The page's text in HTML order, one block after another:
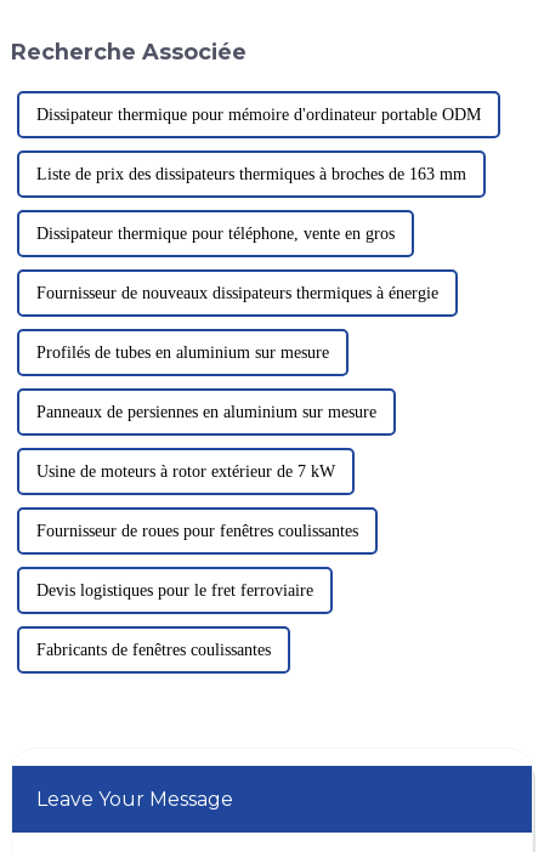
type de charnière…
Recherche Associée
Dissipateur thermique pour mémoire d'ordinateur portable ODM
Liste de prix des dissipateurs thermiques à broches de 163 mm
Dissipateur thermique pour téléphone, vente en gros
Fournisseur de nouveaux dissipateurs thermiques à énergie
Profilés de tubes en aluminium sur mesure
Panneaux de persiennes en aluminium sur mesure
Usine de moteurs à rotor extérieur de 7 kW
Fournisseur de roues pour fenêtres coulissantes
Devis logistiques pour le fret ferroviaire
Fabricants de fenêtres coulissantes
Leave Your Message